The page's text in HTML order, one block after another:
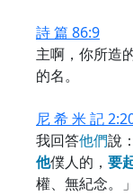
詩 篇 86:9
主啊，你所造
的名。
尼 希 米 記
我回答他們說
他僕人的， 要
權、無紀念。」